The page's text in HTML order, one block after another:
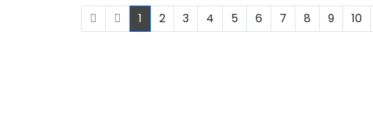
1 2 3 4 5 6 7 8 9 10